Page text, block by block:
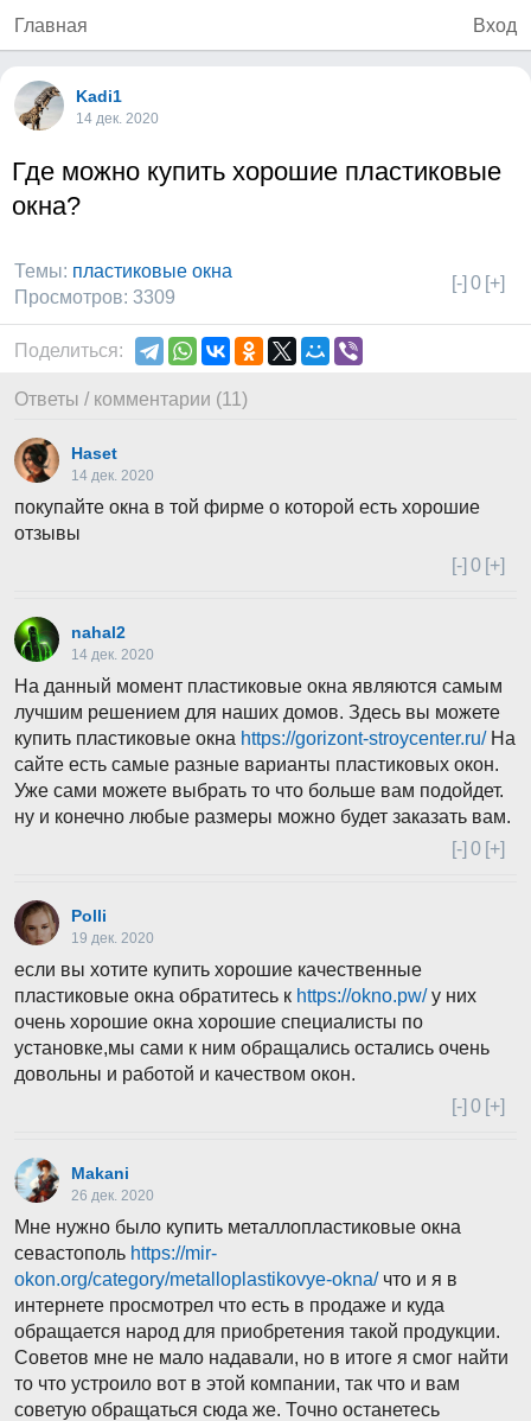
Главная Вход
Kadi1
14 дек. 2020
Где можно купить хорошие пластиковые
окна?
[-] 0 [+]
Темы: пластиковые окна
Просмотров: 3309
Поделиться:
Ответы / комментарии (11)
Haset
14 дек. 2020
покупайте окна в той фирме о которой есть хорошие
отзывы
[-] 0 [+]
nahal2
14 дек. 2020
На данный момент пластиковые окна являются самым
лучшим решением для наших домов. Здесь вы можете
купить пластиковые окна https://gorizont-stroycenter.ru/На
сайте есть самые разные варианты пластиковых окон.
Уже сами можете выбрать то что больше вам подойдет.
ну и конечно любые размеры можно будет заказать вам.
[-] 0 [+]
Polli
19 дек. 2020
если вы хотите купить хорошие качественные
пластиковые окна обратитесь к https://okno.pw/у них
очень хорошие окна хорошие специалисты по
установке,мы сами к ним обращались остались очень
довольны и работой и качеством окон.
[-] 0 [+]
Makani
26 дек. 2020
Мне нужно было купить металлопластиковые окна
севастополь https://mir-
okon.org/category/metalloplastikovye-okna/что и я в
интернете просмотрел что есть в продаже и куда
обращается народ для приобретения такой продукции.
Советов мне не мало надавали, но в итоге я смог найти
то что устроило вот в этой компании, так что и вам
советую обращаться сюда же. Точно останетесь